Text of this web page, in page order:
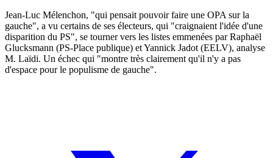
Jean-Luc Mélenchon, "qui pensait pouvoir faire une OPA sur la
gauche", a vu certains de ses électeurs, qui "craignaient l'idée d'une
disparition du PS", se tourner vers les listes emmenées par Raphaël
Glucksmann (PS-Place publique) et Yannick Jadot (EELV), analyse
M. Laïdi. Un échec qui "montre très clairement qu'il n'y a pas
d'espace pour le populisme de gauche".